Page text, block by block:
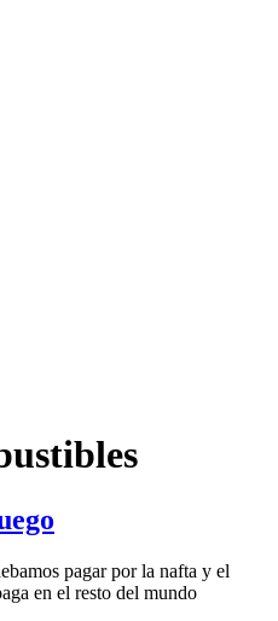
pagar por la nafta y el
en el resto del mundo